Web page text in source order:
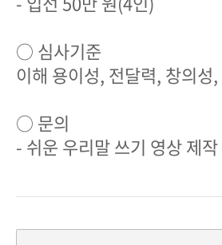
○ 심사기준
이해 용이성, 전달력, 창의
○ 문의
- 쉬운 우리말 쓰기 영상 제